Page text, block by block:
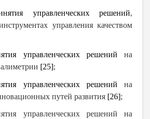
управленческих решений,
управления качеством
управленческих решений на
[25];
управленческих решений на
путей развития [26];
управленческих решений на